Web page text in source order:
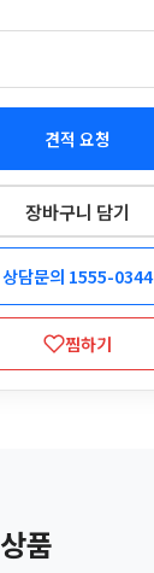
견적 요청
장바구니 담기
상담문의 1555-0344
찜하기
품